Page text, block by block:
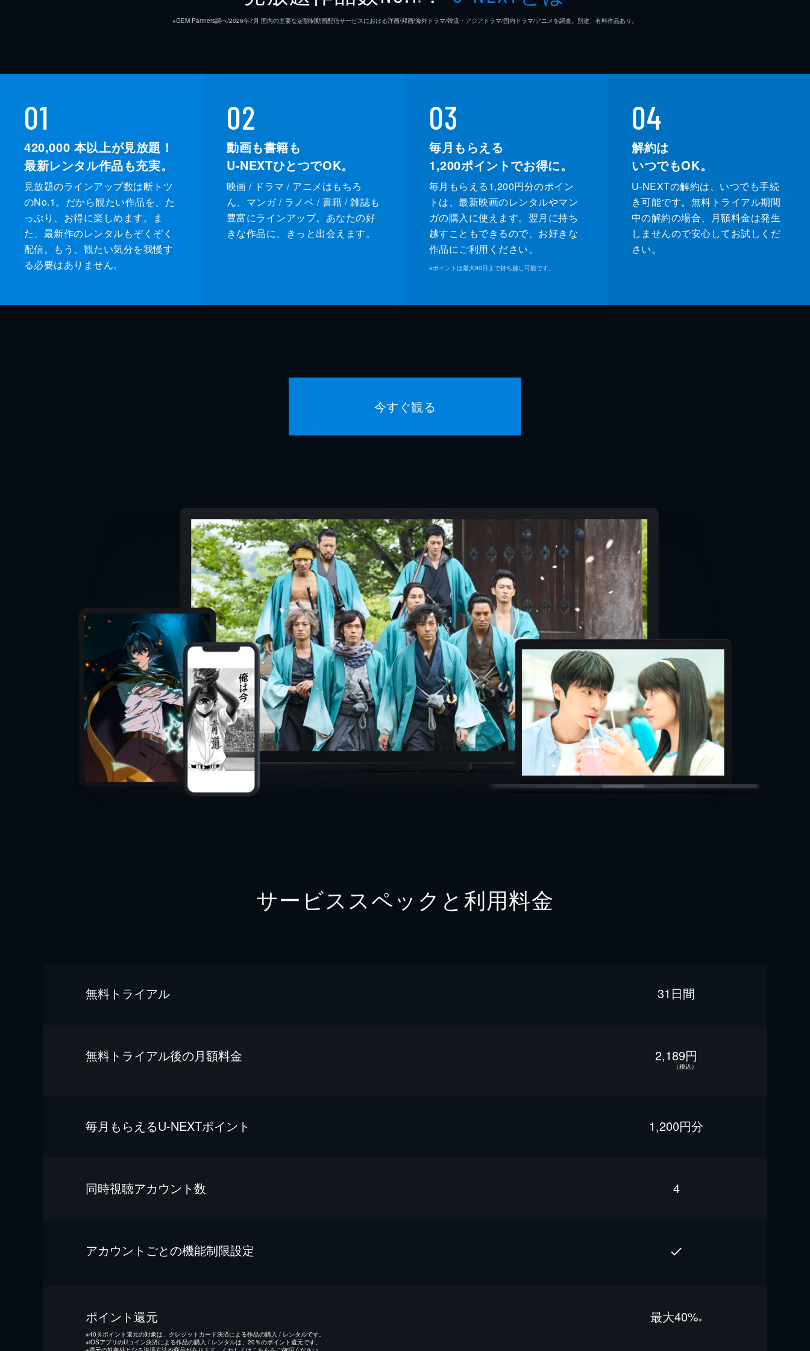
※GEM Partners調べ/2026年7⽉ 国内の主要な定額制動画配信サービスにおける洋画/邦画/海外ドラマ/韓流・アジアドラマ/国内ドラマ/アニメを調査。別途、有料作品あり。
01
420,000 本以上が見放題！
最新レンタル作品も充実。
見放題のラインアップ数は断トツ
のNo.1。だから観たい作品を、た
っぷり、お得に楽しめます。ま
た、最新作のレンタルもぞくぞく
配信。もう、観たい気分を我慢す
る必要はありません。
02
動画も書籍も
U-NEXTひとつでOK。
映画 / ドラマ / アニメはもちろ
ん、マンガ / ラノベ / 書籍 / 雑誌も
豊富にラインアップ。あなたの好
きな作品に、きっと出会えます。
03
毎月もらえる
1,200ポイントでお得に。
毎月もらえる1,200円分のポイン
トは、最新映画のレンタルやマン
ガの購入に使えます。翌月に持ち
越すこともできるので、お好きな
作品にご利用ください。
※ポイントは最大90日まで持ち越し可能です。
04
解約は
いつでもOK。
U-NEXTの解約は、いつでも手続
き可能です。無料トライアル期間
中の解約の場合、月額料金は発生
しませんので安心してお試しくだ
さい。
今すぐ観る
サービススペックと利用料金
無料トライアル 31日間
無料トライアル後の⽉額料金 2,189円
（税込）
毎⽉もらえるU-NEXTポイント 1,200円分
同時視聴アカウント数 4
アカウントごとの機能制限設定
ポイント還元 最⼤40%※
※40％ポイント還元の対象は、クレジットカード決済による作品の購入 / レンタルです。
※iOSアプリのUコイン決済による作品の購入 / レンタルは、20％のポイント還元です。